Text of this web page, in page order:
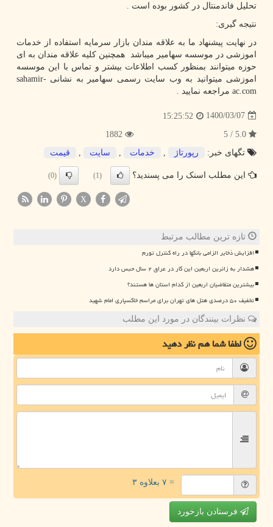
تحلیل فاندمنتال در کشور بوده است .
نتیجه گیری:
در نهایت پیشنهاد ما به علاقه مندان بازار سرمایه استفاده از خدمات
اموزشی در موسسه سهامیر میباشد همچنین کلیه علاقه مندان به ای
حوزه میتوانند بمنظور کسب اطلاعات بیشتر و تماس با این موسسه
اموزشی میتوانید به وب سایت رسمی سهامیر به نشانی sahamir-
ac.com مراجعه نمایید .
1400/03/07
15:25:52
تگهای خبر:
رپورتاژ , خدمات , سایت , قیمت
این مطلب اسنک را می پسندید؟ (1)
(0)
X
تازه ترین مطالب مرتبط
افزایش ذخایر الزامی بانکها در راه کنترل تورم
هشدار به زائرین اربعین این کار در عراق ۲ سال حبس دارد
بیشترین متقاضیان اربعین از کدام استان ها هستند؟
تخفیف ۵۰ درصدی هتل های تهران برای مراسم خاکسپاری امام شهید
نظرات بینندگان در مورد این مطلب
لطفا شما همنظر دهید
= ۷ بعلاوه ۳
فرستادن بازخورد